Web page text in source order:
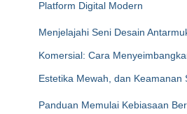
Platform Digital Modern
Menjelajahi Seni Desain
Komersial: Cara
Estetika Mewah, dan Keamanan
Panduan Memulai Kebiasaan